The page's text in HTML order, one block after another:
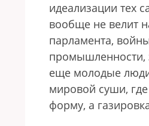
идеализации тех
вообще не велит
парламента,
промышленности,
еще молодые
мировой суши,
форму, а